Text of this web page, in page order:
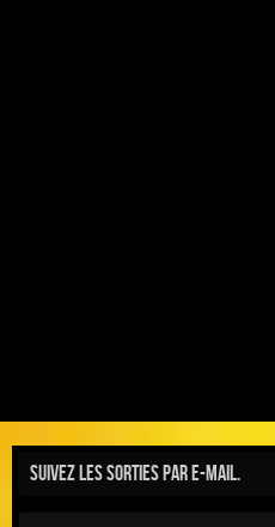
Suivez les sorties par e-mail.